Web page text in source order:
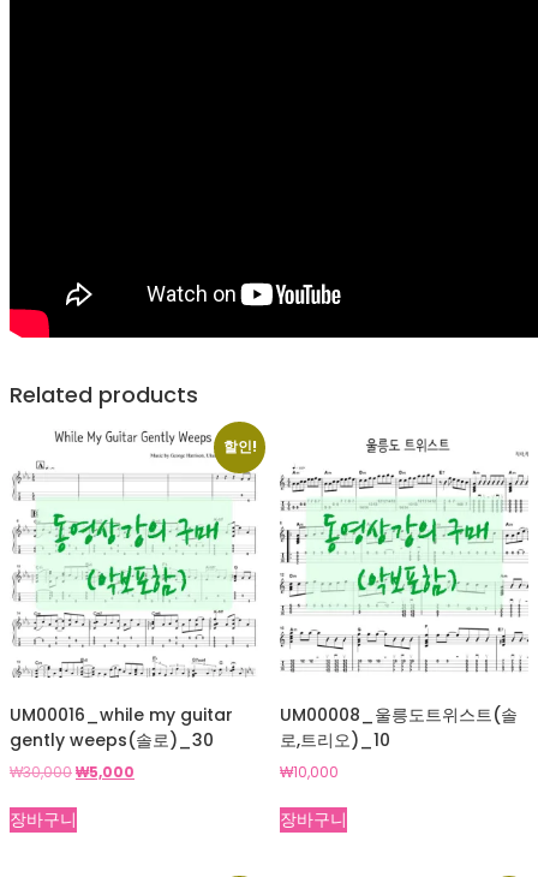
Related products
할인!
UM00016_while my guitar
gently weeps(솔로)_30
₩30,000원
가
격:
₩5,000
장바구니
UM00008_울릉도트위스트(솔
로,트리오)_10
₩10,000
장바구니